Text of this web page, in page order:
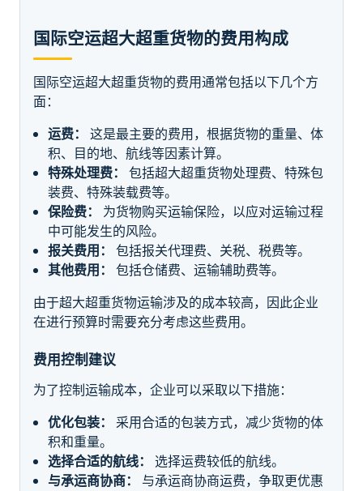
国际空运超大超重货物的费用构成
国际空运超大超重货物的费用通常包括以下几个方
面：
运费：
这是最主要的费用，根据货物的重量、体
积、目的地、航线等因素计算。
特殊处理费：
包括超大超重货物处理费、特殊包
装费、特殊装载费等。
保险费：
为货物购买运输保险，以应对运输过程
中可能发生的风险。
报关费用：
包括报关代理费、关税、税费等。
其他费用：
包括仓储费、运输辅助费等。
由于超大超重货物运输涉及的成本较高，因此企业
在进行预算时需要充分考虑这些费用。
费用控制建议
为了控制运输成本，企业可以采取以下措施：
优化包装：
采用合适的包装方式，减少货物的体
积和重量。
选择合适的航线：
选择运费较低的航线。
与承运商协商：
与承运商协商运费，争取更优惠